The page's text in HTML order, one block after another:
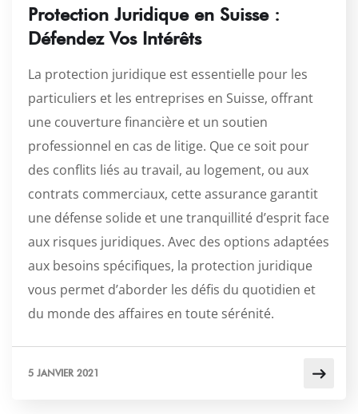
Protection Juridique en Suisse :
Défendez Vos Intérêts
La protection juridique est essentielle pour les
particuliers et les entreprises en Suisse, offrant
une couverture financière et un soutien
professionnel en cas de litige. Que ce soit pour
des conflits liés au travail, au logement, ou aux
contrats commerciaux, cette assurance garantit
une défense solide et une tranquillité d’esprit face
aux risques juridiques. Avec des options adaptées
aux besoins spécifiques, la protection juridique
vous permet d’aborder les défis du quotidien et
du monde des affaires en toute sérénité.
5 JANVIER 2021